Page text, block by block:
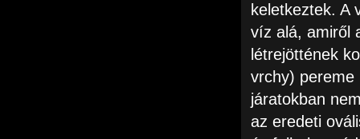
keletkeztek. A
víz alá, amiről
létrejöttének
vrchy) pereme
járatokban
az eredeti